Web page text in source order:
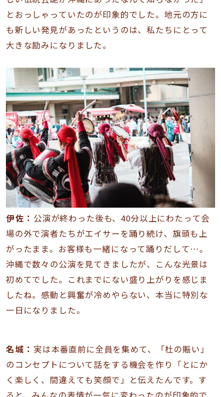
とおっしゃっていたのが印象的でした。地元の方に
も新しい発見があったというのは、私たちにとって
大きな励みになりました。
伊佐： 公演が終わった後も、40分以上にわたって会
場の外で演者たちがエイサーを踊り続け、旗頭も上
がったまま。お客様も一緒になって踊りだして…。
沖縄で数々の公演を見てきましたが、こんな光景は
初めてでした。これまでにない盛り上がりを感じま
したね。感動と興奮が冷めやらない、本当に特別な
一日になりました。
名城： 実は本番直前に全員を集めて、「杜の賑い」
のコンセプトについて話をする機会を作り「とにか
く楽しく、間違えても笑顔で」と伝えたんです。す